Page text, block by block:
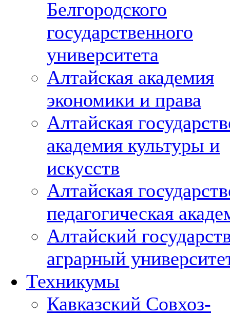
Белгородского
государственного
университета
Алтайская академия
экономики и права
Алтайская
академия культуры и
искусств
Алтайская
педагогическая
Алтайский
аграрный
Техникумы
Кавказский Совхоз-